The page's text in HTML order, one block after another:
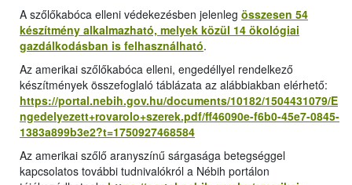
A szőlőkabóca elleni védekezésben jelenleg összesen 54
készítmény alkalmazható, melyek közül 14 ökológiai
gazdálkodásban is felhasználható.
Az amerikai szőlőkabóca elleni, engedéllyel rendelkező
készítmények összefoglaló táblázata az alábbiakban elérhető:
https://portal.nebih.gov.hu/documents/10182/1504431079/E
ngedelyezett+rovarolo+szerek.pdf/ff46090e-f6b0-45e7-0845-
1383a899b3e2?t=1750927468584
Az amerikai szőlő aranyszínű sárgasága betegséggel
kapcsolatos további tudnivalókról a Nébih portálon